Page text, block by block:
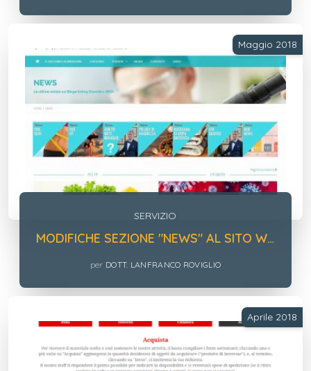
Maggio 2018
SERVIZIO
MODIFICHE SEZIONE "NEWS" AL SITO WEB BING EATING DISORDERS E GDPR
per DOTT. LANFRANCO ROVIGLIO
Aprile 2018